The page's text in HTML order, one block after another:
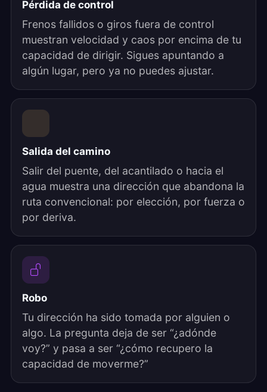
Pérdida de control
Frenos fallidos o giros fuera de control
muestran velocidad y caos por encima de tu
capacidad de dirigir. Sigues apuntando a
algún lugar, pero ya no puedes ajustar.
Salida del camino
Salir del puente, del acantilado o hacia el
agua muestra una dirección que abandona la
ruta convencional: por elección, por fuerza o
por deriva.
Robo
Tu dirección ha sido tomada por alguien o
algo. La pregunta deja de ser “¿adónde
voy?” y pasa a ser “¿cómo recupero la
capacidad de moverme?”